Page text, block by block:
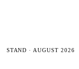
STAND · AUGUST 2026